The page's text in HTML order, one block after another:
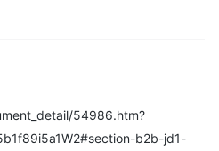
54986.htm?
b2b-jd1-